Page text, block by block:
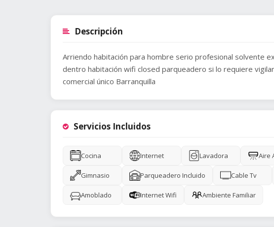
Descripción
Arriendo habitación para hombre serio profesional solvente
dentro habitación wifi closed parqueadero si lo requiere
comercial único Barranquilla
Servicios Incluidos
Cocina Internet Lavadora Aire
Gimnasio Parqueadero Incluido Cable Tv
Amoblado Internet Wifi Ambiente Familiar